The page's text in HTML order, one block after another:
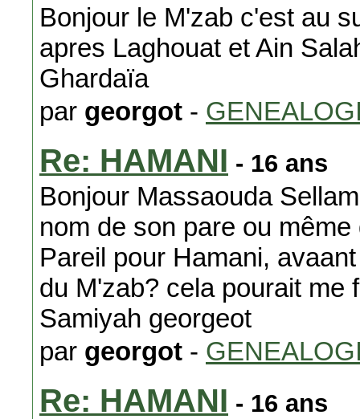
Bonjour le M'zab c'est au
apres Laghouat et Ain
Ghardaïa
par georgot -
Re: HAMANI - 16 ans
Bonjour Massaouda
nom de son pare ou
Pareil pour Hamani,
du M'zab? cela pourait me
Samiyah georgeot
par georgot -
Re: HAMANI - 16 ans